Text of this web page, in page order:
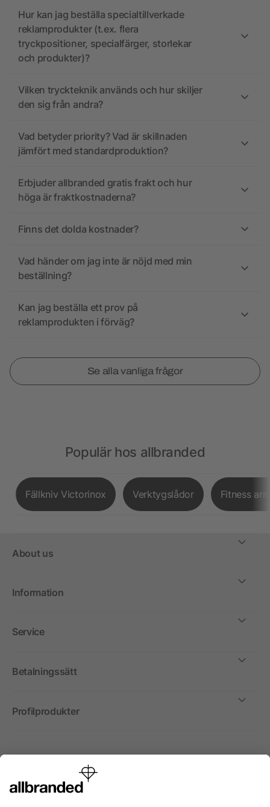
Hur kan jag beställa specialtillverkade
reklamprodukter (t.ex. flera
tryckpositioner, specialfärger, storlekar
och produkter)?
Vilken tryckteknik används och hur skiljer
den sig från andra?
Vad betyder priority? Vad är skillnaden
jämfört med standardproduktion?
Erbjuder allbranded gratis frakt och hur
höga är fraktkostnaderna?
Finns det dolda kostnader?
Vad händer om jag inte är nöjd med min
beställning?
Kan jag beställa ett prov på
reklamprodukten i förväg?
Se alla vanliga frågor
Populär hos allbranded
Fällkniv Victorinox Verktygslådor Fitness
About us
Information
Service
Betalningssätt
Profilprodukter
Internationellt